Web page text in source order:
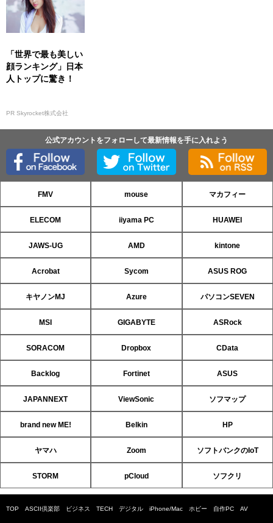
「世界で最も美しい
顔ランキング」日本
人トップに驚き！
PR Skyrocket株式会社
公式アカウントをフォローして最新情報を手に入れよう
FMV mouse マカフィー
ELECOM iiyama PC HUAWEI
JAWS-UG AMD kintone
Acrobat Sycom ASUS ROG
キヤノンMJ Azure パソコンSEVEN
MSI GIGABYTE ASRock
SORACOM Dropbox CData
Backlog Fortinet ASUS
JAPANNEXT ViewSonic ソフマップ
brand new ME! Belkin HP
ヤマハ Zoom ソフトバンクのIoT
STORM pCloud ソフクリ
TOP ASCII倶楽部 ビジネス TECH デジタル iPhone/Mac ホビー 自作PC AV